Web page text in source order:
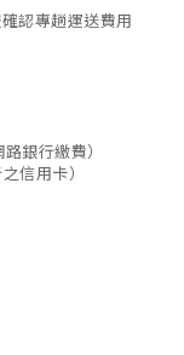
認專趟運送費用
銀行繳費）
信用卡）